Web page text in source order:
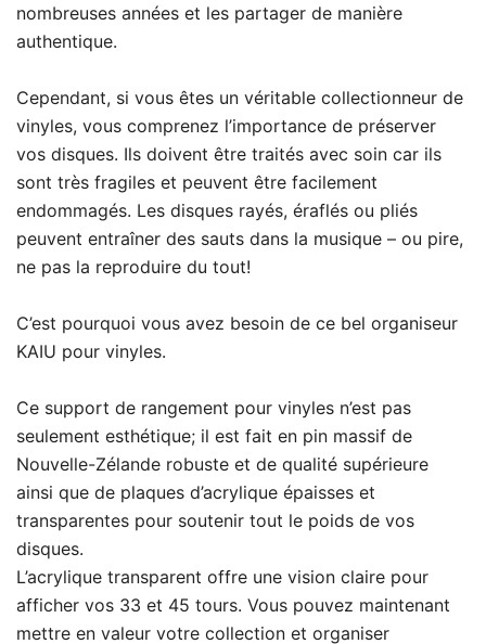
nombreuses années et les partager de manière
authentique.
Cependant, si vous êtes un véritable collectionneur de
vinyles, vous comprenez l’importance de préserver
vos disques. Ils doivent être traités avec soin car ils
sont très fragiles et peuvent être facilement
endommagés. Les disques rayés, éraflés ou pliés
peuvent entraîner des sauts dans la musique – ou pire,
ne pas la reproduire du tout!
C’est pourquoi vous avez besoin de ce bel organiseur
KAIU pour vinyles.
Ce support de rangement pour vinyles n’est pas
seulement esthétique; il est fait en pin massif de
Nouvelle-Zélande robuste et de qualité supérieure
ainsi que de plaques d’acrylique épaisses et
transparentes pour soutenir tout le poids de vos
disques.
L’acrylique transparent offre une vision claire pour
afficher vos 33 et 45 tours. Vous pouvez maintenant
mettre en valeur votre collection et organiser